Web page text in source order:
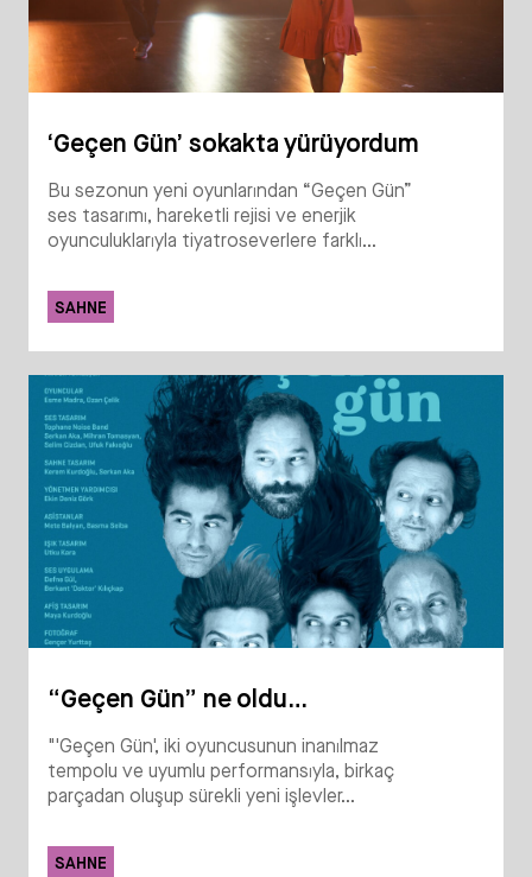
‘Geçen Gün’ sokakta yürüyordum
Bu sezonun yeni oyunlarından “Geçen Gün”
ses tasarımı, hareketli rejisi ve enerjik
oyunculuklarıyla tiyatroseverlere farklı...
SAHNE
“Geçen Gün” ne oldu…
"'Geçen Gün', iki oyuncusunun inanılmaz
tempolu ve uyumlu performansıyla, birkaç
parçadan oluşup sürekli yeni işlevler...
SAHNE